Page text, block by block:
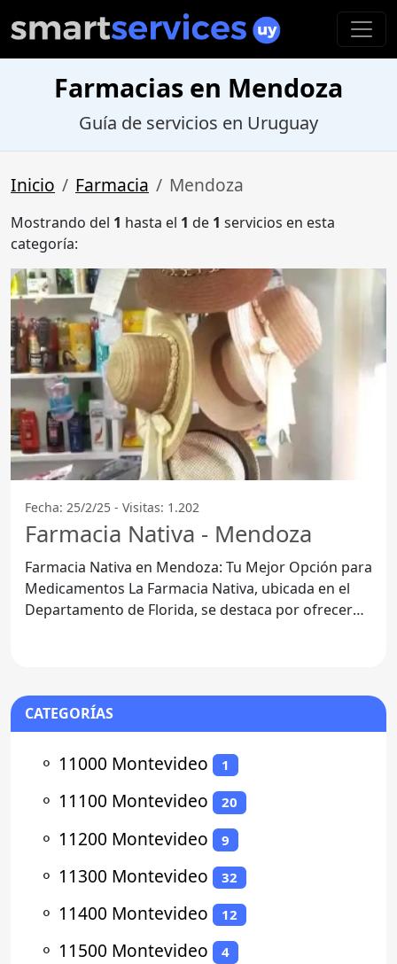
Farmacias en Mendoza
Guía de servicios en Uruguay
Inicio Farmacia Mendoza
Mostrando del 1 hasta el 1 de 1 servicios en esta
categoría:
Fecha: 25/2/25 - Visitas: 1.202
Farmacia Nativa - Mendoza
Farmacia Nativa en Mendoza: Tu Mejor Opción para
Medicamentos La Farmacia Nativa, ubicada en el
Departamento de Florida, se destaca por ofrecer
CATEGORÍAS
⚬ 11000 Montevideo 1
⚬ 11100 Montevideo 20
⚬ 11200 Montevideo 9
⚬ 11300 Montevideo 32
⚬ 11400 Montevideo 12
⚬ 11500 Montevideo 4